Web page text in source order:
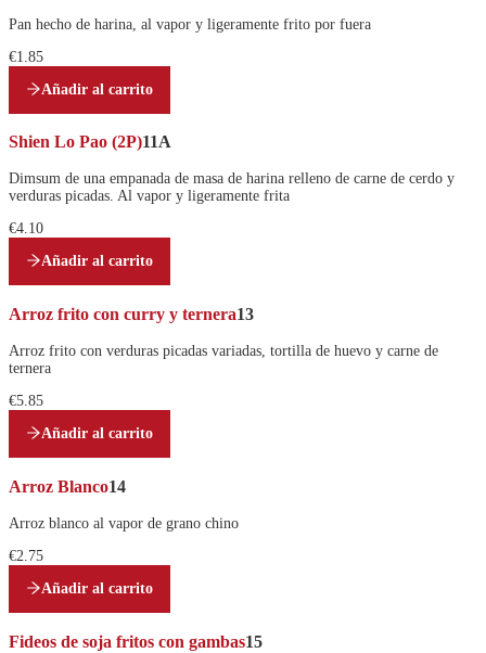
Pan hecho de harina, al vapor y ligeramente frito por fuera
€1.85
Añadir al carrito
Shien Lo Pao (2P)11A
Dimsum de una empanada de masa de harina relleno de carne de cerdo y
verduras picadas. Al vapor y ligeramente frita
€4.10
Añadir al carrito
Arroz frito con curry y ternera13
Arroz frito con verduras picadas variadas, tortilla de huevo y carne de
ternera
€5.85
Añadir al carrito
Arroz Blanco14
Arroz blanco al vapor de grano chino
€2.75
Añadir al carrito
Fideos de soja fritos con gambas15